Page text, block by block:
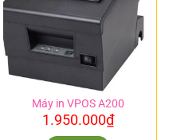
Máy in VPOS A200
1.950.000₫